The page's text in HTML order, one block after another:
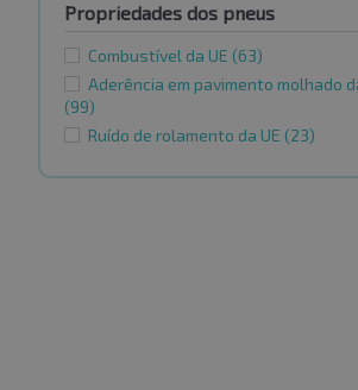
Propriedades dos pneus
Combustível da UE (63)
Aderência em pavimento molhado
(99)
Ruído de rolamento da UE (23)